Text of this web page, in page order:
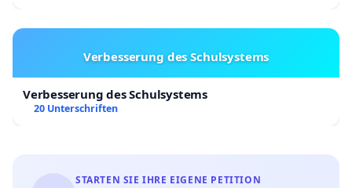
Verbesserung des Schulsystems
Verbesserung des Schulsystems
20 Unterschriften
STARTEN SIE IHRE EIGENE PETITION